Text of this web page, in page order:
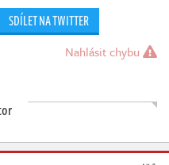
SDÍLET NA TWITTER
Nahlásit chybu